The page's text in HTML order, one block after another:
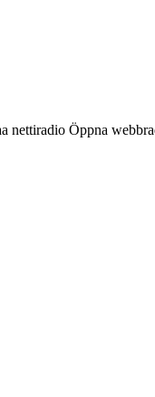
nettiradio Öppna